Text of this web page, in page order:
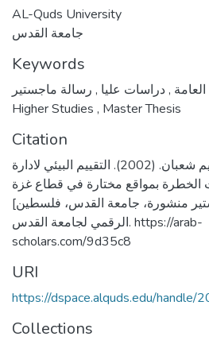
AL-Quds University
جامعة القدس
Keywords
,دراسات عليا ,
Higher Studies , Master Thesis
Citation
ابو القمبز، عبد الرحيم شعبان. (2002). التقييم البيئي لادارة
الخطرة بمواقع مختارة في قطاع غزة
[رسالة ماجستير منشورة، جامعة القدس، فلسطين]. المستودع
الرقمي لجامعة القدس. https://arab-
scholars.com/9d35c8
URI
https://dspace.alquds.edu/
Collections